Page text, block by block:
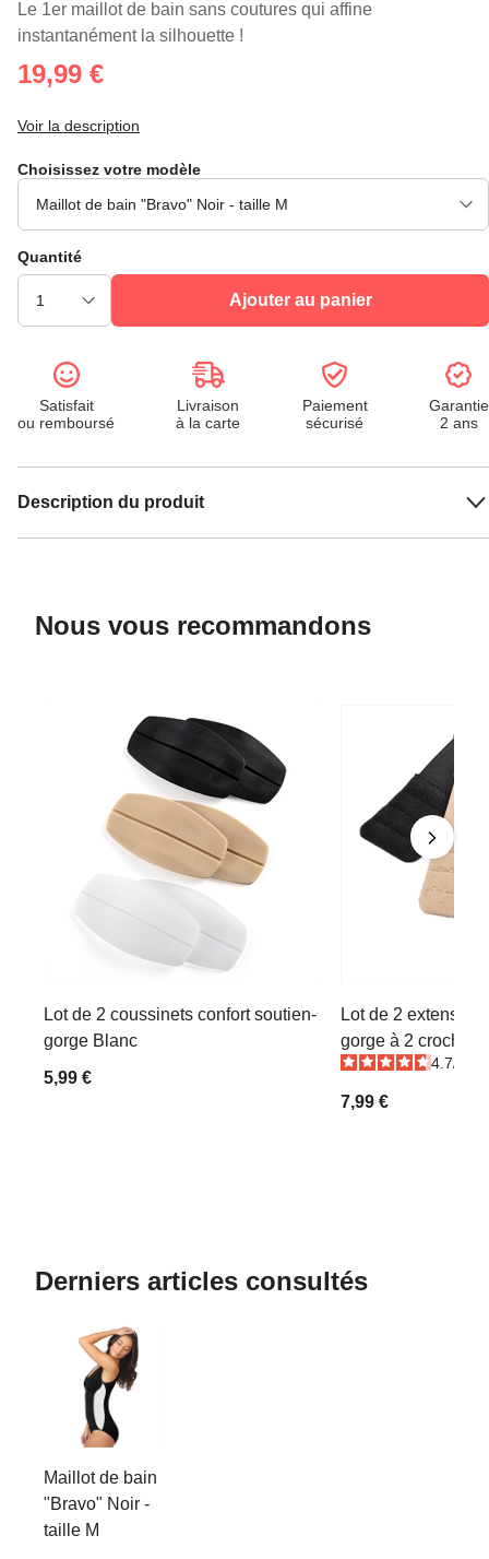
Le 1er maillot de bain sans coutures qui affine
instantanément la silhouette !
19,99 €
Voir la description
Choisissez votre modèle
Quantité
Ajouter au panier
Satisfait
ou remboursé
Livraison
à la carte
Paiement
sécurisé
Garantie
2 ans
Description du produit
Nous vous recommandons
Lot de 2 coussinets confort soutien-
gorge Blanc
5,99 €
Lot de 2
gorge à 2 crochets
4.7/
7,99 €
Derniers articles consultés
Maillot de bain
"Bravo" Noir -
taille M